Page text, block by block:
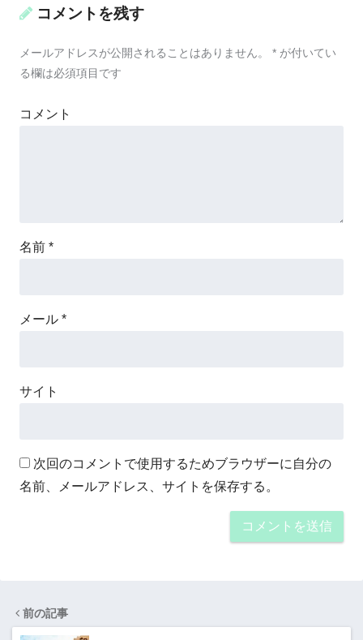
コメントを残す
メールアドレスが公開されることはありません。 * が付いてい
る欄は必須項目です
コメント
名前 *
メール *
サイト
次回のコメントで使用するためブラウザーに自分の
名前、メールアドレス、サイトを保存する。
前の記事